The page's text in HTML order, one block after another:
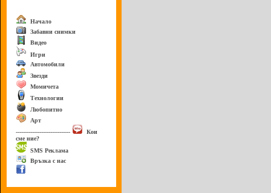
Начало
Забавни снимки
Видео
Игри
Автомобили
Звезди
Момичета
Технологии
Любопитно
Арт
------------------------------
Кои
сме ние?
SMS Реклама
Връзка с нас